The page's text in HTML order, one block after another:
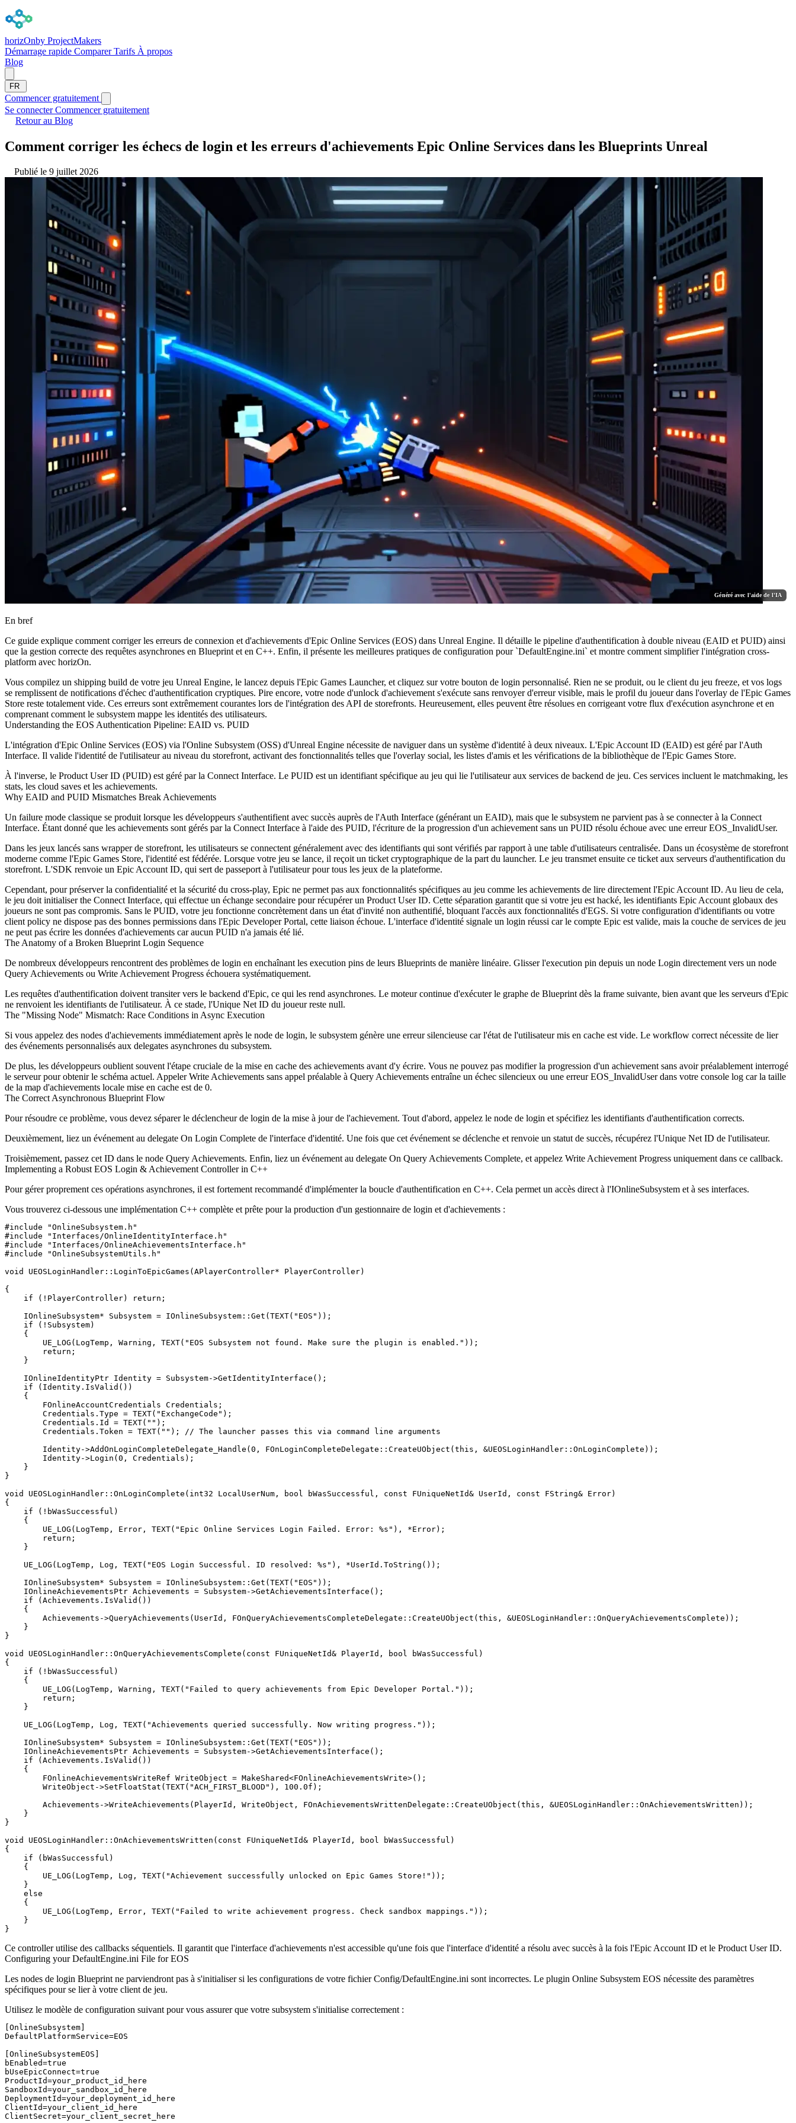
horizOnby ProjectMakers
Démarrage rapide ComparerTarifs À propos
Blog
FR
Commencer gratuitement
Se connecterCommencer gratuitement
Retour au Blog
Comment corriger les échecs de login et les erreurs d'achievements Epic Online Services dans les Blueprints Unreal
Publié le 9 juillet 2026
Généré avec l'aide de l'IA
En bref
Ce guide explique comment corriger les erreurs de connexion et d'achievements d'Epic Online Services (EOS) dans Unreal Engine. Il détaille le pipeline d'authentification à double niveau (EAID et PUID) ainsi
que la gestion correcte des requêtes asynchrones en Blueprint et en C++. Enfin, il présente les meilleures pratiques de configuration pour `DefaultEngine.ini` et montre comment simplifier l'intégration cross-
platform avec horizOn.
Vous compilez un shipping build de votre jeu Unreal Engine, le lancez depuis l'Epic Games Launcher, et cliquez sur votre bouton de login personnalisé. Rien ne se produit, ou le client du jeu freeze, et vos logs
se remplissent de notifications d'échec d'authentification cryptiques. Pire encore, votre node d'unlock d'achievement s'exécute sans renvoyer d'erreur visible, mais le profil du joueur dans l'overlay de l'Epic Games
Store reste totalement vide. Ces erreurs sont extrêmement courantes lors de l'intégration des API de storefronts. Heureusement, elles peuvent être résolues en corrigeant votre flux d'exécution asynchrone et en
comprenant comment le subsystem mappe les identités des utilisateurs.
Understanding the EOS Authentication Pipeline: EAID vs. PUID
L'intégration d'Epic Online Services (EOS) via l'Online Subsystem (OSS) d'Unreal Engine nécessite de naviguer dans un système d'identité à deux niveaux. L'Epic Account ID (EAID) est géré par l'Auth
Interface. Il valide l'identité de l'utilisateur au niveau du storefront, activant des fonctionnalités telles que l'overlay social, les listes d'amis et les vérifications de la bibliothèque de l'Epic Games Store.
À l'inverse, le Product User ID (PUID) est géré par la Connect Interface. Le PUID est un identifiant spécifique au jeu qui lie l'utilisateur aux services de backend de jeu. Ces services incluent le matchmaking, les
stats, les cloud saves et les achievements.
Why EAID and PUID Mismatches Break Achievements
Un failure mode classique se produit lorsque les développeurs s'authentifient avec succès auprès de l'Auth Interface (générant un EAID), mais que le subsystem ne parvient pas à se connecter à la Connect
Interface. Étant donné que les achievements sont gérés par la Connect Interface à l'aide des PUID, l'écriture de la progression d'un achievement sans un PUID résolu échoue avec une erreurEOS_InvalidUser.
Dans les jeux lancés sans wrapper de storefront, les utilisateurs se connectent généralement avec des identifiants qui sont vérifiés par rapport à une table d'utilisateurs centralisée. Dans un écosystème de storefront
moderne comme l'Epic Games Store, l'identité est fédérée. Lorsque votre jeu se lance, il reçoit un ticket cryptographique de la part du launcher. Le jeu transmet ensuite ce ticket aux serveurs d'authentification du
storefront. L'SDK renvoie un Epic Account ID, qui sert de passeport à l'utilisateur pour tous les jeux de la plateforme.
Cependant, pour préserver la confidentialité et la sécurité du cross-play, Epic ne permet pas aux fonctionnalités spécifiques au jeu comme les achievements de lire directement l'Epic Account ID. Au lieu de cela,
le jeu doit initialiser the Connect Interface, qui effectue un échange secondaire pour récupérer un Product User ID. Cette séparation garantit que si votre jeu est hacké, les identifiants Epic Account globaux des
joueurs ne sont pas compromis. Sans le PUID, votre jeu fonctionne concrètement dans un état d'invité non authentifié, bloquant l'accès aux fonctionnalités d'EGS. Si votre configuration d'identifiants ou votre
client policy ne dispose pas des bonnes permissions dans l'Epic Developer Portal, cette liaison échoue. L'interface d'identité signale un login réussi car le compte Epic est valide, mais la couche de services de jeu
ne peut pas écrire les données d'achievements car aucun PUID n'a jamais été lié.
The Anatomy of a Broken Blueprint Login Sequence
De nombreux développeurs rencontrent des problèmes de login en enchaînant les execution pins de leurs Blueprints de manière linéaire. Glisser l'execution pin depuis un node Login directement vers un node
Query Achievements ou Write Achievement Progress échouera systématiquement.
Les requêtes d'authentification doivent transiter vers le backend d'Epic, ce qui les rend asynchrones. Le moteur continue d'exécuter le graphe de Blueprint dès la frame suivante, bien avant que les serveurs d'Epic
ne renvoient les identifiants de l'utilisateur. À ce stade, l'Unique Net ID du joueur reste null.
The "Missing Node" Mismatch: Race Conditions in Async Execution
Si vous appelez des nodes d'achievements immédiatement après le node de login, le subsystem génère une erreur silencieuse car l'état de l'utilisateur mis en cache est vide. Le workflow correct nécessite de lier
des événements personnalisés aux delegates asynchrones du subsystem.
De plus, les développeurs oublient souvent l'étape cruciale de la mise en cache des achievements avant d'y écrire. Vous ne pouvez pas modifier la progression d'un achievement sans avoir préalablement interrogé
le serveur pour obtenir le schéma actuel. AppelerWrite Achievements sans appel préalable à Query Achievements entraîne un échec silencieux ou une erreurEOS_InvalidUserdans votre console log car la taille
de la map d'achievements locale mise en cache est de 0.
The Correct Asynchronous Blueprint Flow
Pour résoudre ce problème, vous devez séparer le déclencheur de login de la mise à jour de l'achievement. Tout d'abord, appelez le node de login et spécifiez les identifiants d'authentification corrects.
Deuxièmement, liez un événement au delegate On Login Complete de l'interface d'identité. Une fois que cet événement se déclenche et renvoie un statut de succès, récupérez l'Unique Net ID de l'utilisateur.
Troisièmement, passez cet ID dans le node Query Achievements. Enfin, liez un événement au delegate On Query Achievements Complete, et appelez Write Achievement Progress uniquement dans ce callback.
Implementing a Robust EOS Login & Achievement Controller in C++
Pour gérer proprement ces opérations asynchrones, il est fortement recommandé d'implémenter la boucle d'authentification en C++. Cela permet un accès direct à l'IOnlineSubsystem et à ses interfaces.
Vous trouverez ci-dessous une implémentation C++ complète et prête pour la production d'un gestionnaire de login et d'achievements :
#include "OnlineSubsystem.h"
#include "Interfaces/OnlineIdentityInterface.h"
#include "Interfaces/OnlineAchievementsInterface.h"
#include "OnlineSubsystemUtils.h"
void UEOSLoginHandler::LoginToEpicGames(APlayerController* PlayerController)
{
    if (!PlayerController) return;
    IOnlineSubsystem* Subsystem = IOnlineSubsystem::Get(TEXT("EOS"));
    if (!Subsystem)
    {
        UE_LOG(LogTemp, Warning, TEXT("EOS Subsystem not found. Make sure the plugin is enabled."));
        return;
    }
    IOnlineIdentityPtr Identity = Subsystem->GetIdentityInterface();
    if (Identity.IsValid())
    {
        FOnlineAccountCredentials Credentials;
        Credentials.Type = TEXT("ExchangeCode");
        Credentials.Id = TEXT("");
        Credentials.Token = TEXT(""); // The launcher passes this via command line arguments
        Identity->AddOnLoginCompleteDelegate_Handle(0, FOnLoginCompleteDelegate::CreateUObject(this, &UEOSLoginHandler::OnLoginComplete));
        Identity->Login(0, Credentials);
    }
}
void UEOSLoginHandler::OnLoginComplete(int32 LocalUserNum, bool bWasSuccessful, const FUniqueNetId& UserId, const FString& Error)
{
    if (!bWasSuccessful)
    {
        UE_LOG(LogTemp, Error, TEXT("Epic Online Services Login Failed. Error: %s"), *Error);
        return;
    }
    UE_LOG(LogTemp, Log, TEXT("EOS Login Successful. ID resolved: %s"), *UserId.ToString());
    IOnlineSubsystem* Subsystem = IOnlineSubsystem::Get(TEXT("EOS"));
    IOnlineAchievementsPtr Achievements = Subsystem->GetAchievementsInterface();
    if (Achievements.IsValid())
    {
        Achievements->QueryAchievements(UserId, FOnQueryAchievementsCompleteDelegate::CreateUObject(this, &UEOSLoginHandler::OnQueryAchievementsComplete));
    }
}
void UEOSLoginHandler::OnQueryAchievementsComplete(const FUniqueNetId& PlayerId, bool bWasSuccessful)
{
    if (!bWasSuccessful)
    {
        UE_LOG(LogTemp, Warning, TEXT("Failed to query achievements from Epic Developer Portal."));
        return;
    }
    UE_LOG(LogTemp, Log, TEXT("Achievements queried successfully. Now writing progress."));
    IOnlineSubsystem* Subsystem = IOnlineSubsystem::Get(TEXT("EOS"));
    IOnlineAchievementsPtr Achievements = Subsystem->GetAchievementsInterface();
    if (Achievements.IsValid())
    {
        FOnlineAchievementsWriteRef WriteObject = MakeShared<FOnlineAchievementsWrite>();
        WriteObject->SetFloatStat(TEXT("ACH_FIRST_BLOOD"), 100.0f);
        Achievements->WriteAchievements(PlayerId, WriteObject, FOnAchievementsWrittenDelegate::CreateUObject(this, &UEOSLoginHandler::OnAchievementsWritten));
    }
}
void UEOSLoginHandler::OnAchievementsWritten(const FUniqueNetId& PlayerId, bool bWasSuccessful)
{
    if (bWasSuccessful)
    {
        UE_LOG(LogTemp, Log, TEXT("Achievement successfully unlocked on Epic Games Store!"));
    }
    else
    {
        UE_LOG(LogTemp, Error, TEXT("Failed to write achievement progress. Check sandbox mappings."));
    }
Ce controller utilise des callbacks séquentiels. Il garantit que l'interface d'achievements n'est accessible qu'une fois que l'interface d'identité a résolu avec succès à la fois l'Epic Account ID et le Product User ID.
Configuring your DefaultEngine.ini File for EOS
Les nodes de login Blueprint ne parviendront pas à s'initialiser si les configurations de votre fichierConfig/DefaultEngine.ini sont incorrectes. Le plugin Online Subsystem EOS nécessite des paramètres
spécifiques pour se lier à votre client de jeu.
Utilisez le modèle de configuration suivant pour vous assurer que votre subsystem s'initialise correctement :
[OnlineSubsystem]
DefaultPlatformService=EOS
[OnlineSubsystemEOS]
bEnabled=true
bUseEpicConnect=true
ProductId=your_product_id_here
SandboxId=your_sandbox_id_here
DeploymentId=your_deployment_id_here
ClientId=your_client_id_here
ClientSecret=your_client_secret_here